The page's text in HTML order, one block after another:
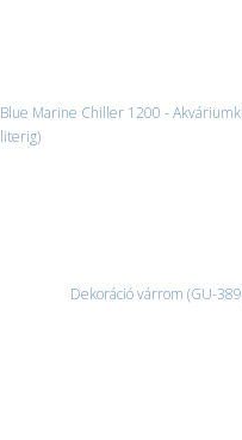
Blue Marine Chiller 1200 -
literig)
Dekoráció várrom (GU-